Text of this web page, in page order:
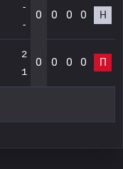
-
-
0 0 0 0 Н
2
1
0 0 0 0 П